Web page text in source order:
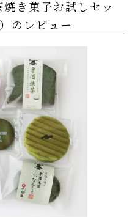
き菓子お試しセッ
のレビュー